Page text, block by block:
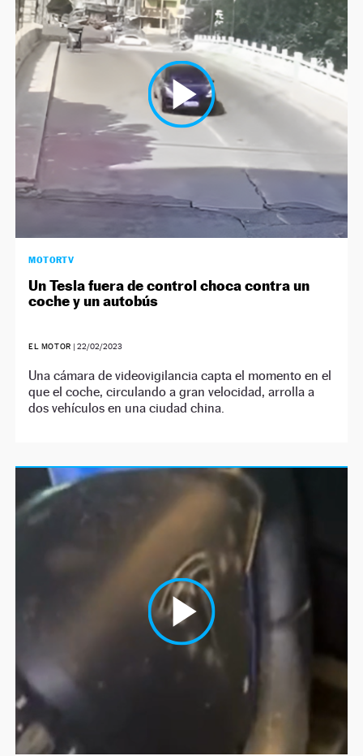
MOTORTV
Un Tesla fuera de control choca contra un
coche y un autobús
EL MOTOR | 22/02/2023
Una cámara de videovigilancia capta el momento en el
que el coche, circulando a gran velocidad, arrolla a
dos vehículos en una ciudad china.